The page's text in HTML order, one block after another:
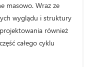
masowo. Wraz ze
wyglądu i struktury
również
całego cyklu